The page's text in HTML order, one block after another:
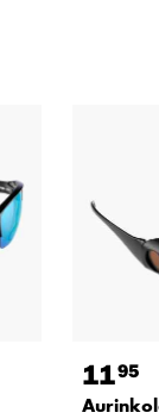
1195